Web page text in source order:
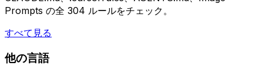
Prompts の全 304 ルールをチェック。
すべて見る
他の言語